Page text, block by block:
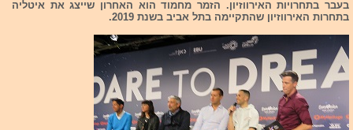
בעבר בתחרויות האירווזיון. הזמר מחמוד הוא האחרון שייצג את איטליה
בתחרות האירווזיון שהתקיימה בתל אביב בשנת 2019.